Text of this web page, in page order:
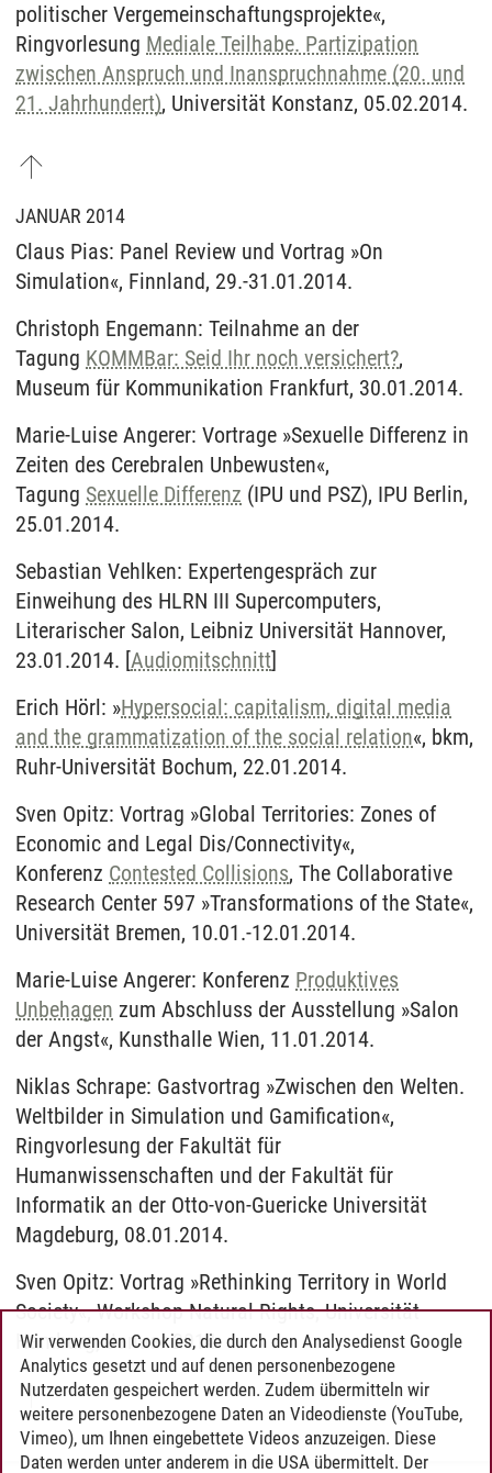
politischer Vergemeinschaftungsprojekte«,
Ringvorlesung Mediale Teilhabe. Partizipation
zwischen Anspruch und Inanspruchnahme (20. und
21. Jahrhundert), Universität Konstanz, 05.02.2014.
JANUAR 2014
Claus Pias: Panel Review und Vortrag »On
Simulation«, Finnland, 29.-31.01.2014.
Christoph Engemann: Teilnahme an der
Tagung KOMMBar: Seid Ihr noch versichert?,
Museum für Kommunikation Frankfurt, 30.01.2014.
Marie-Luise Angerer: Vortrage »Sexuelle Differenz in
Zeiten des Cerebralen Unbewusten«,
Tagung Sexuelle Differenz (IPU und PSZ), IPU Berlin,
25.01.2014.
Sebastian Vehlken: Expertengespräch zur
Einweihung des HLRN III Supercomputers,
Literarischer Salon, Leibniz Universität Hannover,
23.01.2014. [Audiomitschnitt]
Erich Hörl: »Hypersocial: capitalism, digital media
and the grammatization of the social relation«, bkm,
Ruhr-Universität Bochum, 22.01.2014.
Sven Opitz: Vortrag »Global Territories: Zones of
Economic and Legal Dis/Connectivity«,
Konferenz Contested Collisions, The Collaborative
Research Center 597 »Transformations of the State«,
Universität Bremen, 10.01.-12.01.2014.
Marie-Luise Angerer: Konferenz Produktives
Unbehagen zum Abschluss der Ausstellung »Salon
der Angst«, Kunsthalle Wien, 11.01.2014.
Niklas Schrape: Gastvortrag »Zwischen den Welten.
Weltbilder in Simulation und Gamification«,
Ringvorlesung der Fakultät für
Humanwissenschaften und der Fakultät für
Informatik an der Otto-von-Guericke Universität
Magdeburg, 08.01.2014.
Sven Opitz: Vortrag »Rethinking Territory in World
Society«, Workshop Natural Rights, Universität
Hamburg, Januar 2014.
Wir verwenden Cookies, die durch den Analysedienst Google
Analytics gesetzt und auf denen personenbezogene
Nutzerdaten gespeichert werden. Zudem übermitteln wir
weitere personenbezogene Daten an Videodienste (YouTube,
Vimeo), um Ihnen eingebettete Videos anzuzeigen. Diese
Daten werden unter anderem in die USA übermittelt. Der